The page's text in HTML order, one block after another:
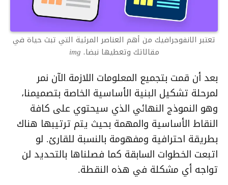
تعتبر الانفوجرافيك من أهم العناصر المرئية التي تبث حياة في
مقالاتك وتعطيها نبضا. img
بعد أن قمت بتجميع المعلومات اللازمة الآن نمر
لمرحلة تشكيل البنية الأساسية الخاصة بتصميمنا،
وهو النموذج النهائي الذي سيحتوي على كافة
النقاط الأساسية والمهمة بحيث يتم ترتيبها هناك
بطريقة احترافية ومفهومة بالنسبة للقارئ. لو
اتبعت الخطوات السابقة كما فصلناها بالتحديد لن
تواجه أي مشكلة في هذه النقطة.